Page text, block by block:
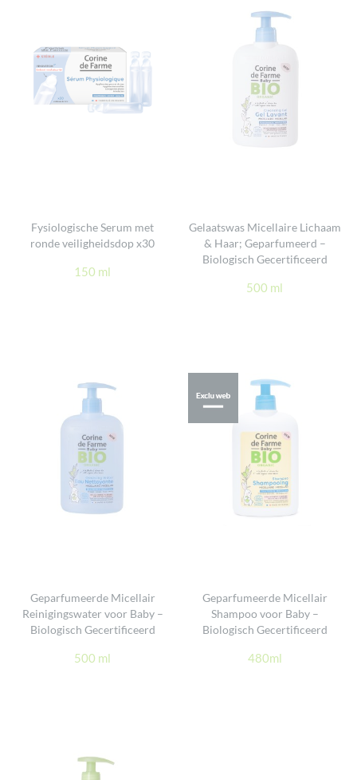
Fysiologische Serum met
ronde veiligheidsdop x30
150 ml
Gelaatswas Micellaire Lichaam
& Haar; Geparfumeerd –
Biologisch Gecertificeerd
500 ml
Geparfumeerde Micellair
Reinigingswater voor Baby –
Biologisch Gecertificeerd
500 ml
Geparfumeerde Micellair
Shampoo voor Baby –
Biologisch Gecertificeerd
480ml